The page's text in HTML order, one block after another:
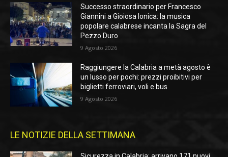
Successo straordinario per Francesco
Giannini a Gioiosa Ionica: la musica
popolare calabrese incanta la Sagra del
Pezzo Duro
9 Agosto 2026
Raggiungere la Calabria a metà agosto è
un lusso per pochi: prezzi proibitivi per
biglietti ferroviari, voli e bus
9 Agosto 2026
LE NOTIZIE DELLA SETTIMANA